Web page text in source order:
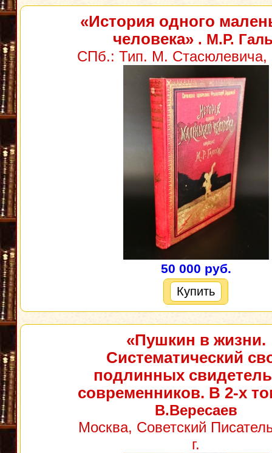
«История одного
человека». М.Р.
СПб.: Тип. М. Стасюлевича,
50 000 руб.
Купить
«Пушкин в жизни.
Систематический
подлинных
современников. В 2-х
В.Вересаев
Москва, Советский
г.